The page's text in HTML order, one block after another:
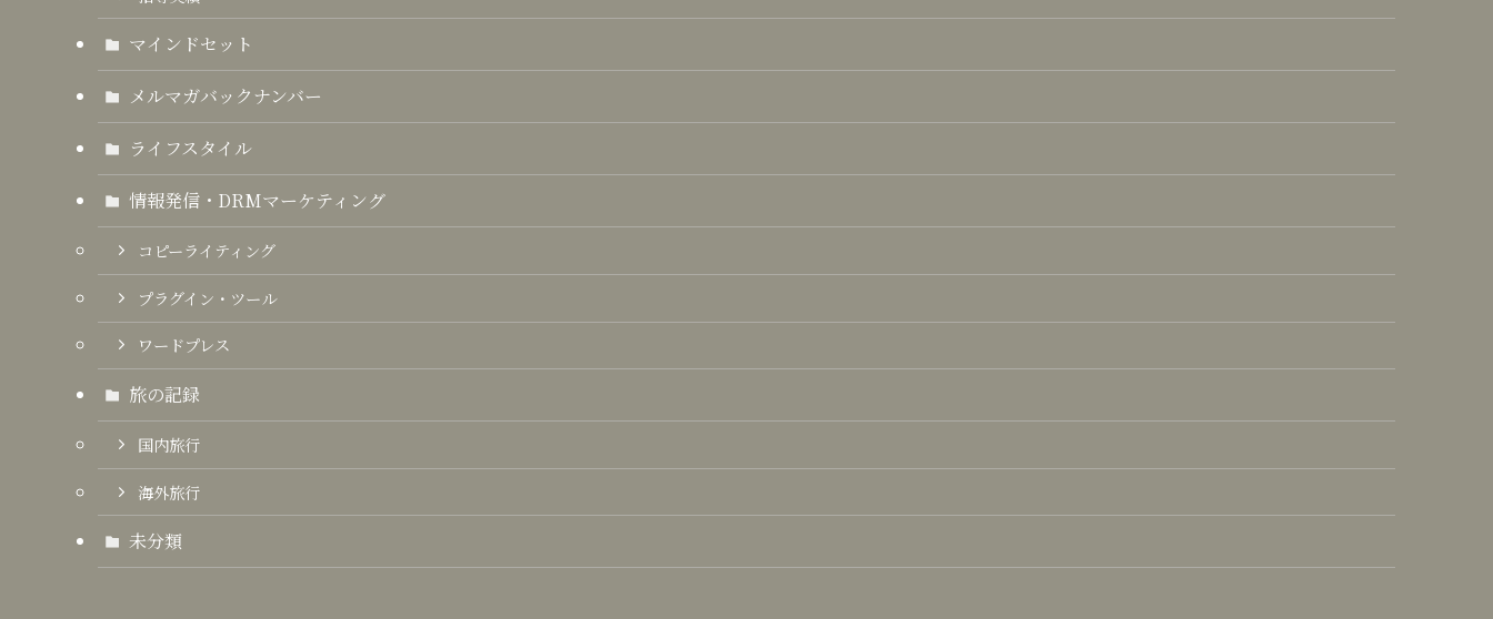
マインドセット
メルマガバックナンバー
ライフスタイル
情報発信・DRMマーケティング
コピーライティング
プラグイン・ツール
ワードプレス
旅の記録
国内旅行
海外旅行
未分類